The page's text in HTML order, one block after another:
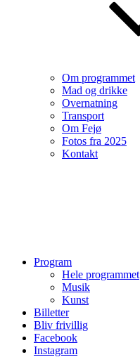
Om programmet
Mad og drikke
Overnatning
Transport
Om Fejø
Fotos fra 2025
Kontakt
Program
Hele programmet
Musik
Kunst
Billetter
Bliv frivillig
Facebook
Instagram